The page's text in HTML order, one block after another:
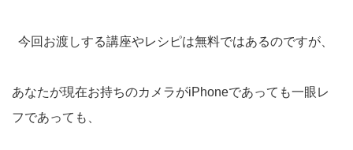
今回お渡しする講座やレシピは無料ではあるのですが、
あなたが現在お持ちのカメラがiPhoneであっても一眼レ
フであっても、